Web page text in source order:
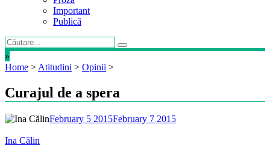
Important
Publică
»
Home > Atitudini > Opinii >
Curajul de a spera
February 5 2015February 7 2015
Ina Călin